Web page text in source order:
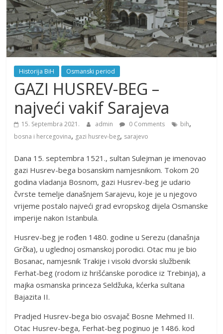
Historija BiH Osmanski period
GAZI HUSREV-BEG –
najveći vakif Sarajeva
15. Septembra 2021. admin 0 Comments bih,
bosna i hercegovina, gazi husrev-beg, sarajevo
Dana 15. septembra 1521., sultan Sulejman je imenovao
gazi Husrev-bega bosanskim namjesnikom. Tokom 20
godina vladanja Bosnom, gazi Husrev-beg je udario
čvrste temelje današnjem Sarajevu, koje je u njegovo
vrijeme postalo najveći grad evropskog dijela Osmanske
imperije nakon Istanbula.
Husrev-beg je rođen 1480. godine u Serezu (današnja
Grčka), u uglednoj osmanskoj porodici. Otac mu je bio
Bosanac, namjesnik Trakije i visoki dvorski službenik
Ferhat-beg (rodom iz hrišćanske porodice iz Trebinja), a
majka osmanska princeza Seldžuka, kćerka sultana
Bajazita II.
Pradjed Husrev-bega bio osvajač Bosne Mehmed II.
Otac Husrev-bega, Ferhat-beg poginuo je 1486. kod